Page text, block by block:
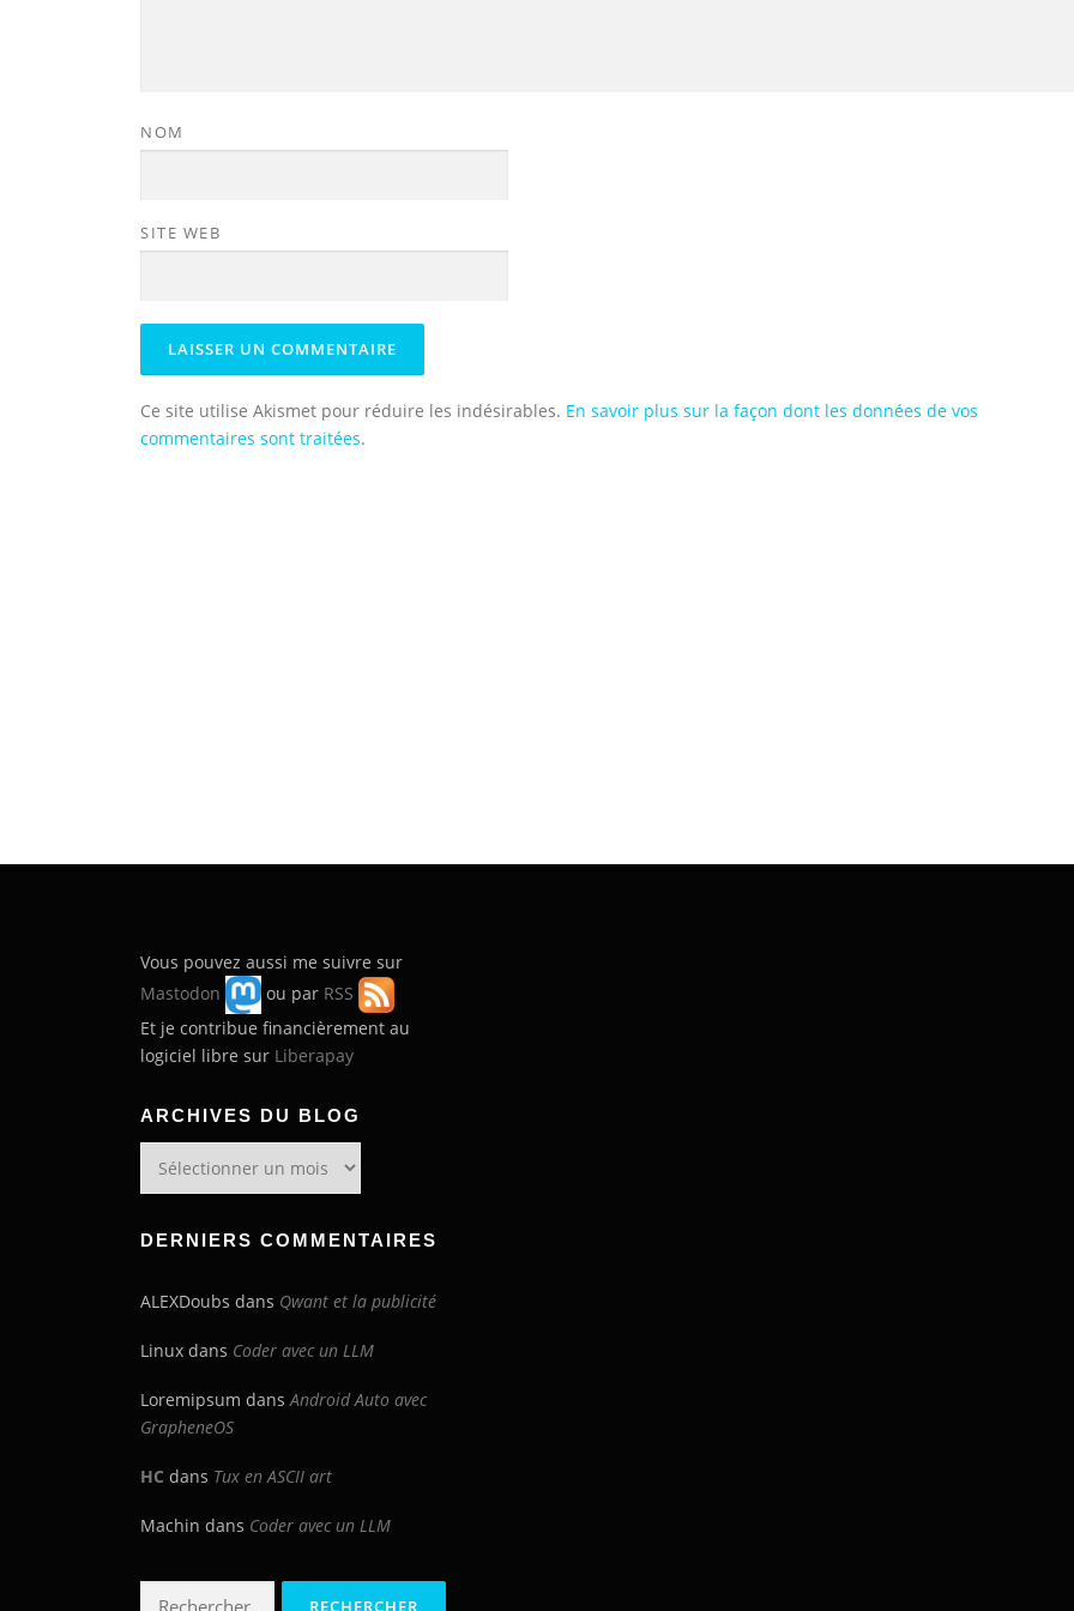
NOM
SITE WEB
Ce site utilise Akismet pour réduire les indésirables. En savoir plus sur la façon dont les données de vos
commentaires sont traitées.
Vous pouvez aussi me suivre sur
Mastodon
ou par RSS
Et je contribue financièrement au
logiciel libre sur Liberapay
ARCHIVES DU BLOG
du
DERNIERS COMMENTAIRES
ALEXDoubs dans Qwant et la publicité
Linux dans Coder avec un LLM
Loremipsum dansAndroid Auto avec
GrapheneOS
HC dans Tux en ASCII art
Machin dans Coder avec un LLM
Rechercher :